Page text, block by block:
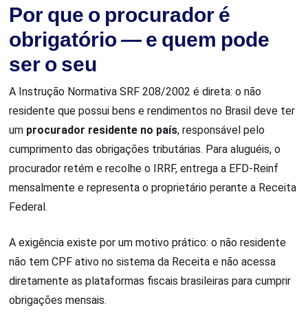
Por que o procurador é
obrigatório — e quem pode
ser o seu
A Instrução Normativa SRF 208/2002 é direta: o não
residente que possui bens e rendimentos no Brasil deve ter
um procurador residente no país, responsável pelo
cumprimento das obrigações tributárias. Para aluguéis, o
procurador retém e recolhe o IRRF, entrega a EFD-Reinf
mensalmente e representa o proprietário perante a Receita
Federal.
A exigência existe por um motivo prático: o não residente
não tem CPF ativo no sistema da Receita e não acessa
diretamente as plataformas fiscais brasileiras para cumprir
obrigações mensais.